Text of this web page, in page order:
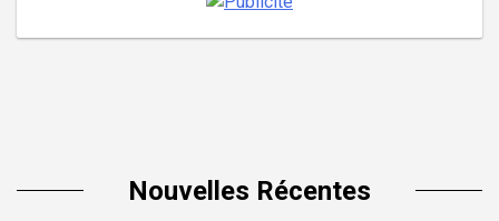
Nouvelles Récentes